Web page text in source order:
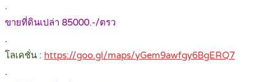
.
ขายที่ดินเปล่า 85000.-/ตรว
.
โลเคชั่น : https://goo.gl/maps/yGem9awfgy6BgERQ7
.